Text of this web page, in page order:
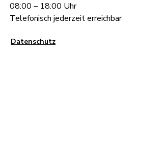
08:00 – 18:00 Uhr
Telefonisch jederzeit erreichbar
Datenschutz